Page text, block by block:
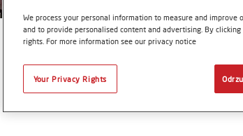
We process your personal information to measure and improve
and to provide personalised content and advertising. By
rights. For more information see our privacy notice
Your Privacy Rights